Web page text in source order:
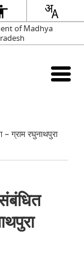
of Madhya
ग्राम रघुनाथपुरा